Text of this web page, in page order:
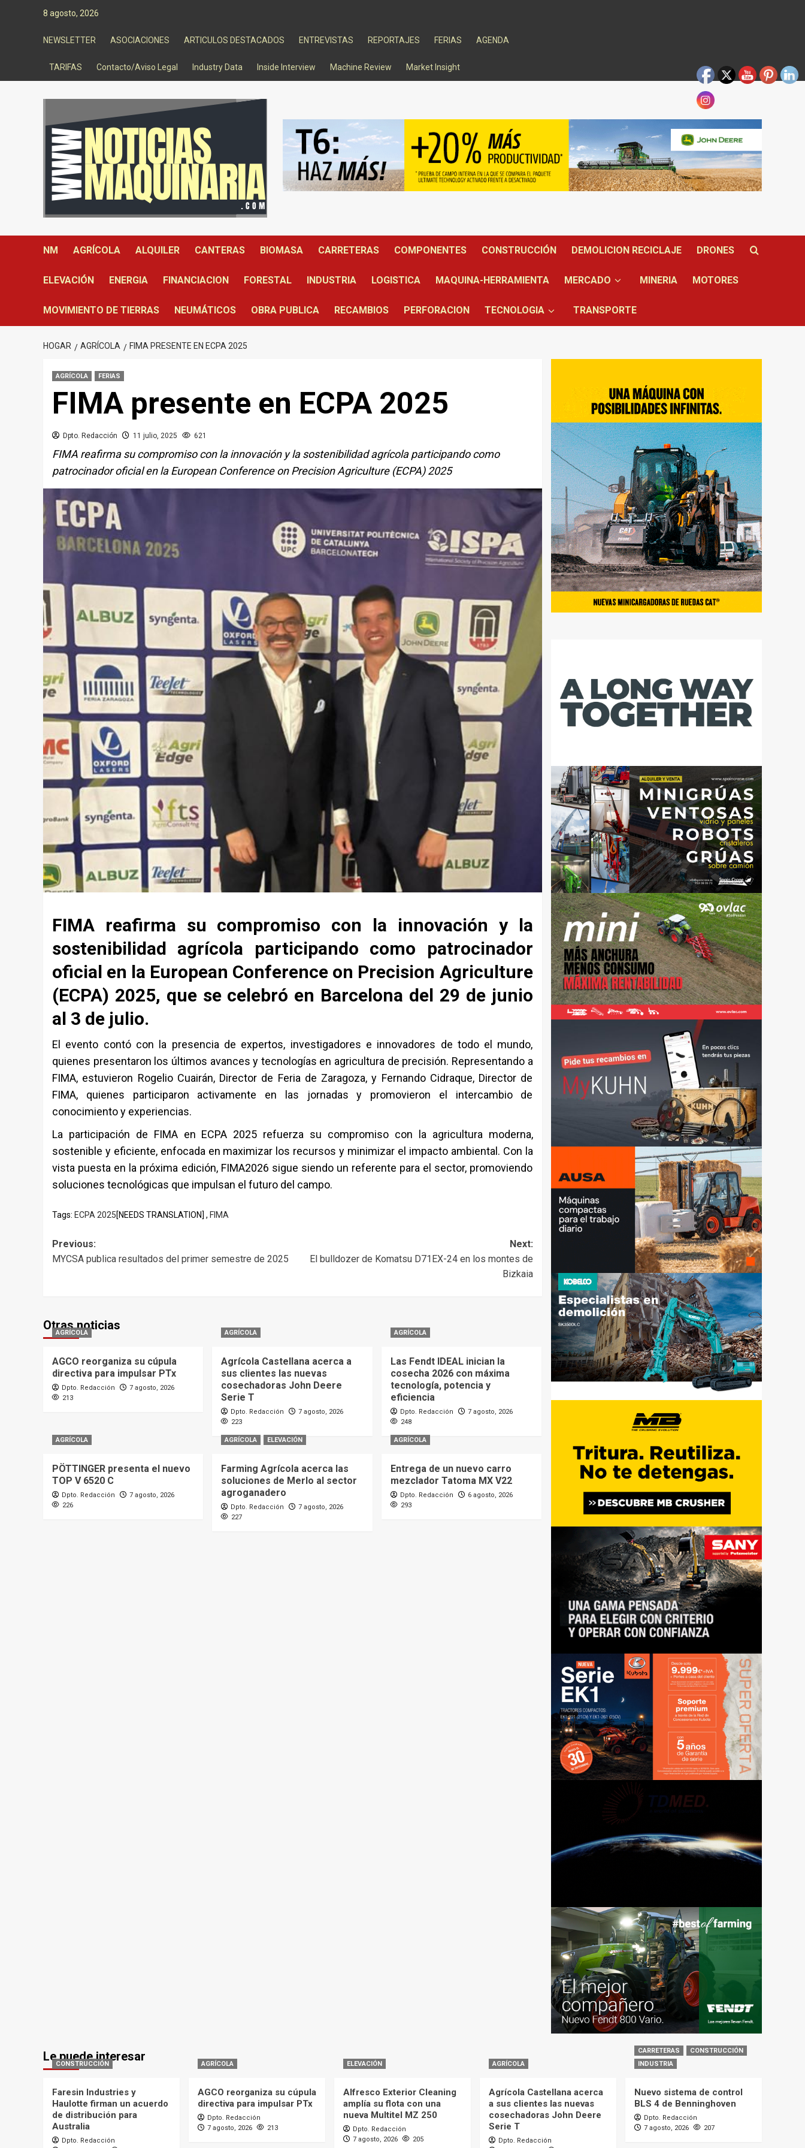
8 agosto, 2026
NEWSLETTER ASOCIACIONES ARTICULOS DESTACADOS ENTREVISTAS REPORTAJES FERIAS AGENDA
TARIFAS Contacto/Aviso Legal Industry Data Inside Interview Machine Review Market Insight
NM AGRÍCOLA ALQUILER CANTERAS BIOMASA CARRETERAS COMPONENTES CONSTRUCCIÓN DEMOLICION RECICLAJE DRONES
ELEVACIÓN ENERGIA FINANCIACION FORESTAL INDUSTRIA LOGISTICA MAQUINA-HERRAMIENTA MERCADO MINERIA MOTORES
MOVIMIENTO DE TIERRAS NEUMÁTICOS OBRA PUBLICA RECAMBIOS PERFORACION TECNOLOGIA TRANSPORTE
HOGAR AGRÍCOLA FIMA PRESENTE EN ECPA 2025
AGRÍCOLA FERIAS
FIMA presente en ECPA 2025
Dpto. Redacción 11 julio, 2025 621
FIMA reafirma su compromiso con la innovación y la sostenibilidad agrícola participando como
patrocinador oficial en la European Conference on Precision Agriculture (ECPA) 2025
FIMA reafirma su compromiso con la innovación y la
sostenibilidad agrícola participando como patrocinador
oficial en la European Conference on Precision Agriculture
(ECPA) 2025, que se celebró en Barcelona del 29 de junio
al 3 de julio.
El evento contó con la presencia de expertos, investigadores e innovadores de todo el mundo,
quienes presentaron los últimos avances y tecnologías en agricultura de precisión. Representando a
FIMA, estuvieron Rogelio Cuairán, Director de Feria de Zaragoza, y Fernando Cidraque, Director de
FIMA, quienes participaron activamente en las jornadas y promovieron el intercambio de
conocimiento y experiencias.
La participación de FIMA en ECPA 2025 refuerza su compromiso con la agricultura moderna,
sostenible y eficiente, enfocada en maximizar los recursos y minimizar el impacto ambiental. Con la
vista puesta en la próxima edición, FIMA2026 sigue siendo un referente para el sector, promoviendo
soluciones tecnológicas que impulsan el futuro del campo.
Tags: ECPA 2025[NEEDS TRANSLATION] , FIMA
Post
navigation
Previous:
MYCSA publica resultados del primer semestre de 2025
Next:
El bulldozer de Komatsu D71EX-24 en los montes de
Bizkaia
Otras noticias
AGRÍCOLA
AGCO reorganiza su cúpula
directiva para impulsar PTx
Dpto. Redacción
7 agosto, 2026
213
AGRÍCOLA
Agrícola Castellana acerca a
sus clientes las nuevas
cosechadoras John Deere
Serie T
Dpto. Redacción
7 agosto, 2026
223
AGRÍCOLA
Las Fendt IDEAL inician la
cosecha 2026 con máxima
tecnología, potencia y
eficiencia
Dpto. Redacción
7 agosto, 2026
248
AGRÍCOLA
PÖTTINGER presenta el nuevo
TOP V 6520 C
Dpto. Redacción
7 agosto, 2026
226
AGRÍCOLA ELEVACIÓN
Farming Agrícola acerca las
soluciones de Merlo al sector
agroganadero
Dpto. Redacción
7 agosto, 2026
227
AGRÍCOLA
Entrega de un nuevo carro
mezclador Tatoma MX V22
Dpto. Redacción
6 agosto, 2026
293
Le puede interesar
CONSTRUCCIÓN
Faresin Industries y
Haulotte firman un acuerdo
de distribución para
Australia
Dpto. Redacción
AGRÍCOLA
AGCO reorganiza su cúpula
directiva para impulsar PTx
Dpto. Redacción
7 agosto, 2026
213
ELEVACIÓN
Alfresco Exterior Cleaning
amplía su flota con una
nueva Multitel MZ 250
Dpto. Redacción
7 agosto, 2026
205
AGRÍCOLA
Agrícola Castellana acerca
a sus clientes las nuevas
cosechadoras John Deere
Serie T
Dpto. Redacción
CARRETERAS
CONSTRUCCIÓN
INDUSTRIA
Nuevo sistema de control
BLS 4 de Benninghoven
Dpto. Redacción
7 agosto, 2026
207